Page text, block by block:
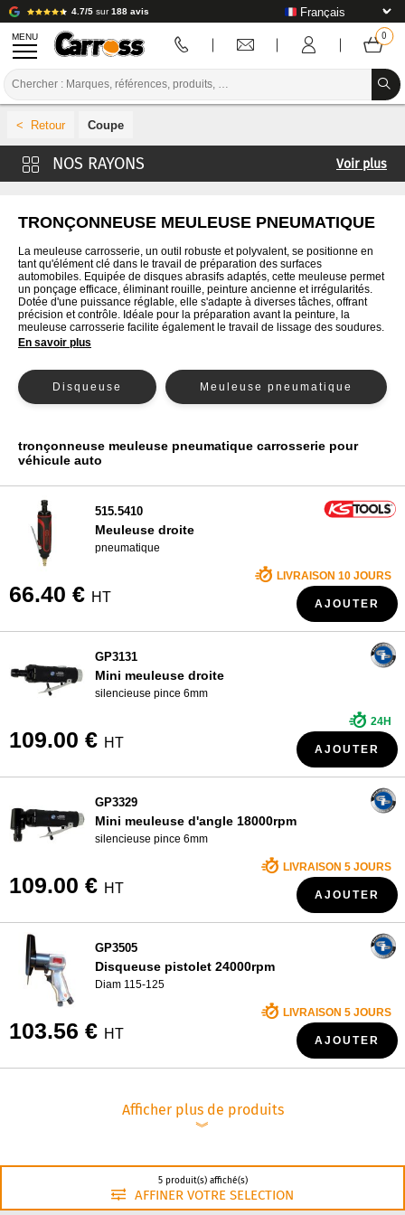
4.7/5 sur188 avis
MENU
CONSOMMABLE CARROSSERIE
OUTILLAGE CARROSSERIE
ÉQUIPEMENT ATELIER CARROSSERIE
CODE COULEUR
MARQUES
TUTORIEL & CONSEILS
Coupe
Polisseuse / Lustreuse
Perçage
Clés
Voir plus
TRONÇONNEUSE MEULEUSE PNEUMATIQUE
La meuleuse carrosserie, un outil robuste et polyvalent, se positionne en
tant qu'élément clé dans le travail de préparation des surfaces
automobiles. Equipée de disques abrasifs adaptés, cette meuleuse permet
un ponçage efficace, éliminant rouille, peinture ancienne et irrégularités.
Dotée d'une puissance réglable, elle s'adapte à diverses tâches, offrant
précision et contrôle. Idéale pour la préparation avant la peinture, la
meuleuse carrosserie facilite également le travail de lissage des soudures.
En savoir plus
Disqueuse Meuleuse pneumatique
tronçonneuse meuleuse pneumatique carrosserie pour
véhicule auto
515.5410
Meuleuse droite
pneumatique
66.40 € HT
LIVRAISON 10 JOURS
AJOUTER
GP3131
Mini meuleuse droite
silencieuse pince 6mm
109.00 € HT
24H
AJOUTER
GP3329
Mini meuleuse d'angle 18000rpm
silencieuse pince 6mm
109.00 € HT
LIVRAISON 5 JOURS
AJOUTER
GP3505
Disqueuse pistolet 24000rpm
Diam 115-125
103.56 € HT
LIVRAISON 5 JOURS
AJOUTER
Afficher plus de produits
︾
5 produit(s) affiché(s)
AFFINER VOTRE SELECTION